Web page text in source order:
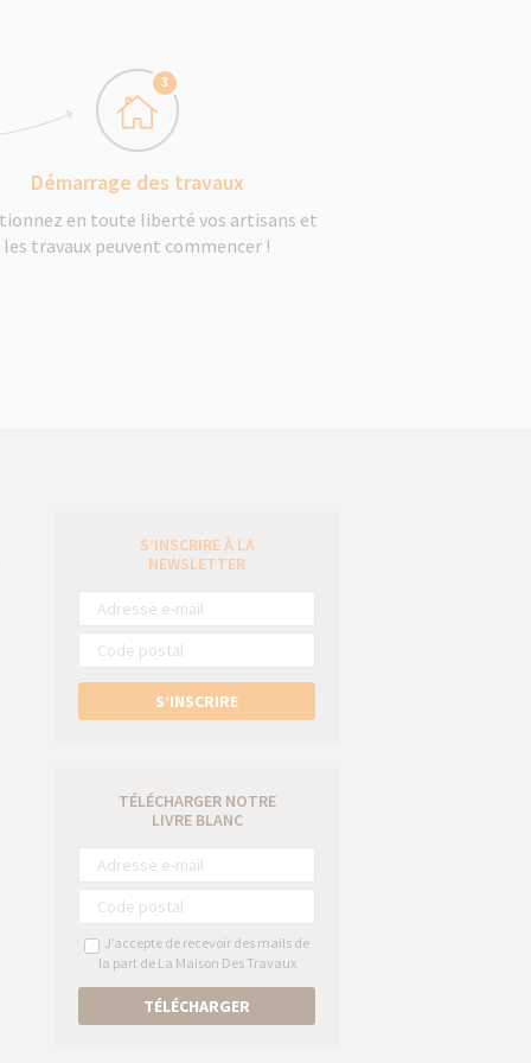
3
Démarrage des travaux
en toute liberté vos artisans et
les travaux peuvent commencer !
S’INSCRIRE À LA
NEWSLETTER
S’INSCRIRE
TÉLÉCHARGER NOTRE
LIVRE BLANC
J’accepte de recevoir des mails de
la part de La Maison Des Travaux
TÉLÉCHARGER